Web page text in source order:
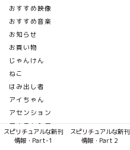
おすすめ映像
おすすめ音楽
お知らせ
お買い物
じゃんけん
ねこ
はみ出し者
アイちゃん
アセンション
アナスタシア
アミ・小さな宇宙人
スピリチュアルな新刊
情報・Part-1
スピリチュアルな新刊
情報・Part２